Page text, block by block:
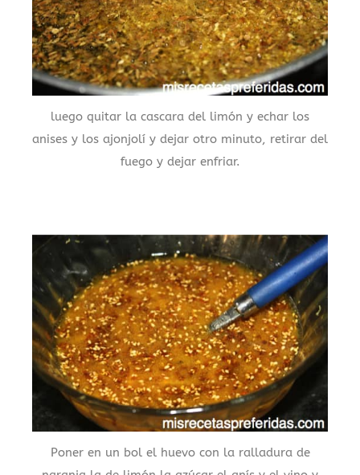
luego quitar la cascara del limón y echar los
anises y los ajonjolí y dejar otro minuto, retirar del
fuego y dejar enfriar.
Poner en un bol el huevo con la ralladura de